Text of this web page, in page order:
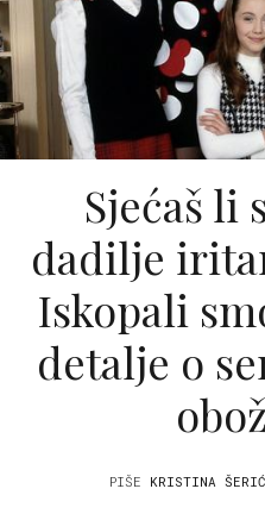
Sjećaš li
dadilje
Iskopali
detalje o
PIŠE KRISTINA ŠERIĆ